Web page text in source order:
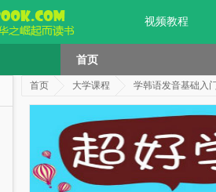
视频教程
首页
首页 大学课程 学韩语发音基础入